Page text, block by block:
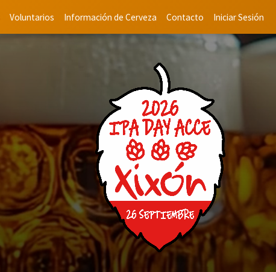
Voluntarios Información de Cerveza Contacto Iniciar Sesión